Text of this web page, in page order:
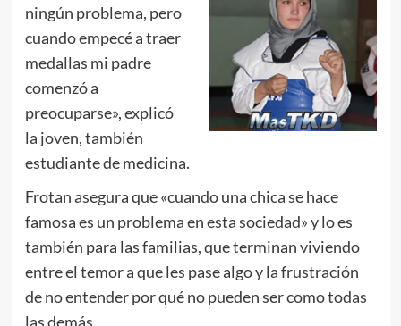
ningún problema, pero
cuando empecé a traer
medallas mi padre
comenzó a
preocuparse», explicó
la joven, también
estudiante de medicina.
Frotan asegura que «cuando una chica se hace
famosa es un problema en esta sociedad» y lo es
también para las familias, que terminan viviendo
entre el temor a que les pase algo y la frustración
de no entender por qué no pueden ser como todas
las demás.